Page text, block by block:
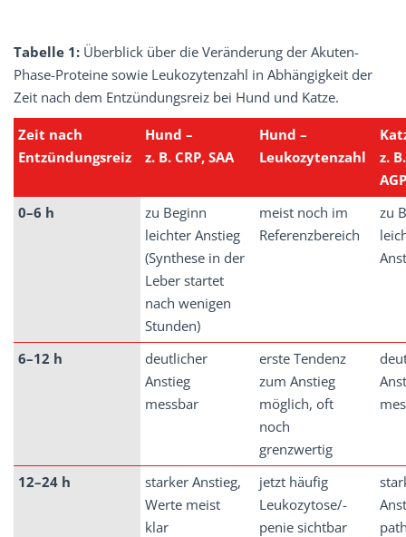
Tabelle 1: Überblick über die Veränderung der Akuten-
Phase-Proteine sowie Leukozytenzahl in Abhängigkeit der
Zeit nach dem Entzündungsreiz bei Hund und Katze.
Zeit nach
Entzündungsreiz
Hund –
z. B. CRP, SAA
Hund –
Leukozytenzahl
z. B.
AGP
0–6 h
zu Beginn
leichter Anstieg
(Synthese in der
Leber startet
nach wenigen
Stunden)
meist noch im
Referenzbereich
zu
6–12 h
deutlicher
Anstieg
messbar
erste Tendenz
zum Anstieg
möglich, oft
noch
grenzwertig
12–24 h
starker Anstieg,
Werte meist
klar
jetzt häufig
Leukozytose/-
penie sichtbar